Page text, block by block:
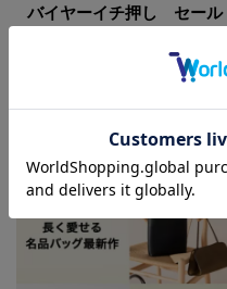
バイヤーイチ押し セール
今買って秋まで使えるセールア
イテムをバイヤー目線で厳選！
新たにプライスダウンしたアイ